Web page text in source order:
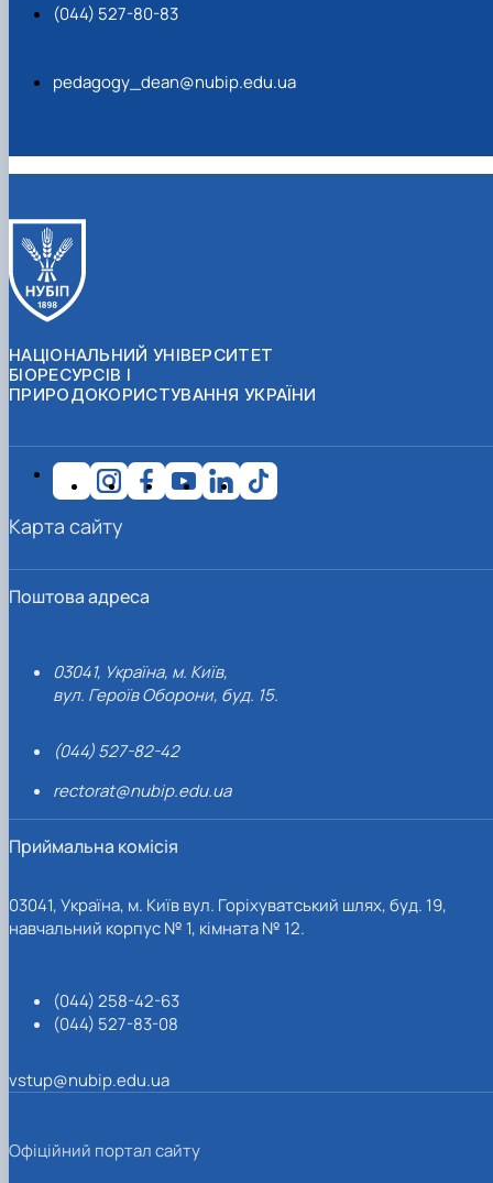
(044) 527-80-83
pedagogy_dean@nubip.edu.ua
НАЦІОНАЛЬНИЙ УНІВЕРСИТЕТ
БІОРЕСУРСІВ І
ПРИРОДОКОРИСТУВАННЯ УКРАЇНИ
Поштова адреса
03041, Україна, м. Київ,
вул. Героїв Оборони, буд. 15.
(044) 527-82-42
rectorat@nubip.edu.ua
Приймальна комісія
03041, Україна, м. Київ вул. Горіхуватський шлях, буд. 19,
навчальний корпус № 1, кімната № 12.
(044) 258-42-63
(044) 527-83-08
vstup@nubip.edu.ua
Карта сайту
Офіційний портал сайту